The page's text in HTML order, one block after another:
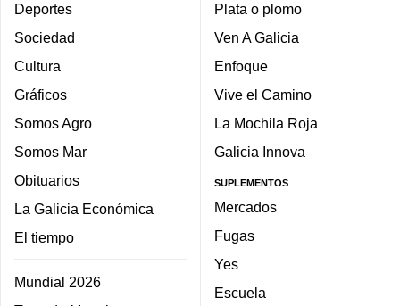
Deportes
Sociedad
Cultura
Gráficos
Somos Agro
Somos Mar
Obituarios
La Galicia Económica
El tiempo
Mundial 2026
Plata o plomo
Ven A Galicia
Enfoque
Vive el Camino
La Mochila Roja
Galicia Innova
SUPLEMENTOS
Mercados
Fugas
Yes
Escuela